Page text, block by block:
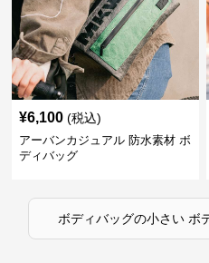
¥6,100 (税込)
アーバンカジュアル 防水素材 ボ
ディバッグ
ボディバッグの小さい ボ